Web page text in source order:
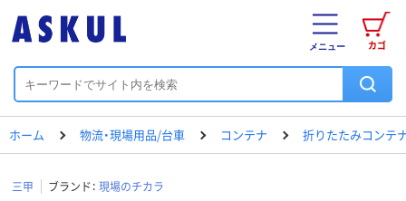
カゴ
メニュー
ホーム 物流・現場用品/台車 コンテナ 折りたたみコンテナ
三甲 ブランド： 現場のチカラ